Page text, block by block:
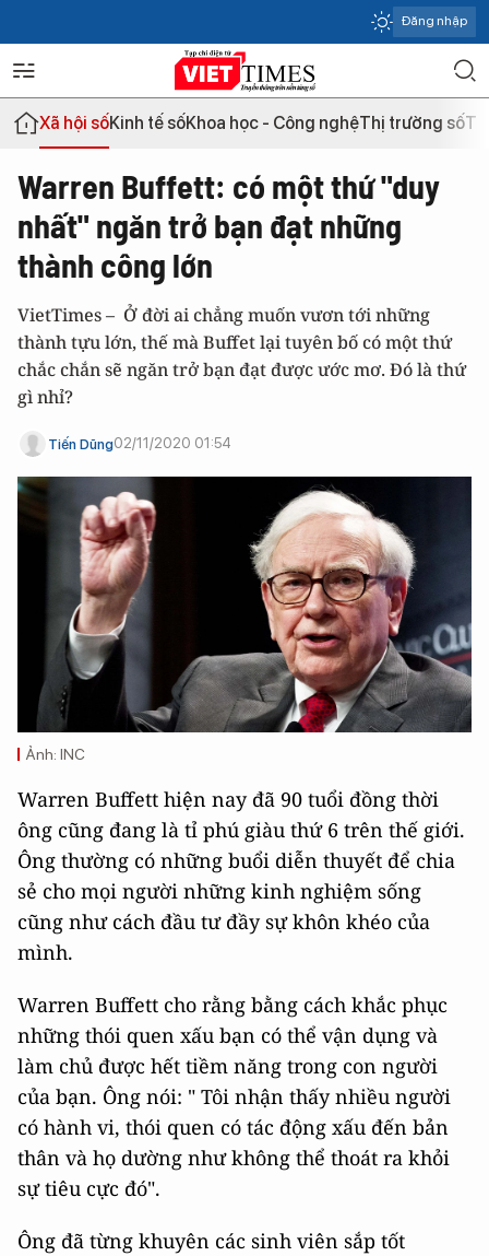
Đăng nhập
Xã hội sốKinh tế sốKhoa học - Công nghệThị trường số
Warren Buffett: có một thứ "duy
nhất" ngăn trở bạn đạt những
thành công lớn
VietTimes – Ở đời ai chẳng muốn vươn tới những
thành tựu lớn, thế mà Buffet lại tuyên bố có một thứ
chắc chắn sẽ ngăn trở bạn đạt được ước mơ. Đó là thứ
gì nhỉ?
Tiến Dũng02/11/2020 01:54
Ảnh: INC
Warren Buffett hiện nay đã 90 tuổi đồng thời
ông cũng đang là tỉ phú giàu thứ 6 trên thế giới.
Ông thường có những buổi diễn thuyết để chia
sẻ cho mọi người những kinh nghiệm sống
cũng như cách đầu tư đầy sự khôn khéo của
mình.
Warren Buffett cho rằng bằng cách khắc phục
những thói quen xấu bạn có thể vận dụng và
làm chủ được hết tiềm năng trong con người
của bạn. Ông nói: " Tôi nhận thấy nhiều người
có hành vi, thói quen có tác động xấu đến bản
thân và họ dường như không thể thoát ra khỏi
sự tiêu cực đó".
Ông đã từng khuyên các sinh viên sắp tốt